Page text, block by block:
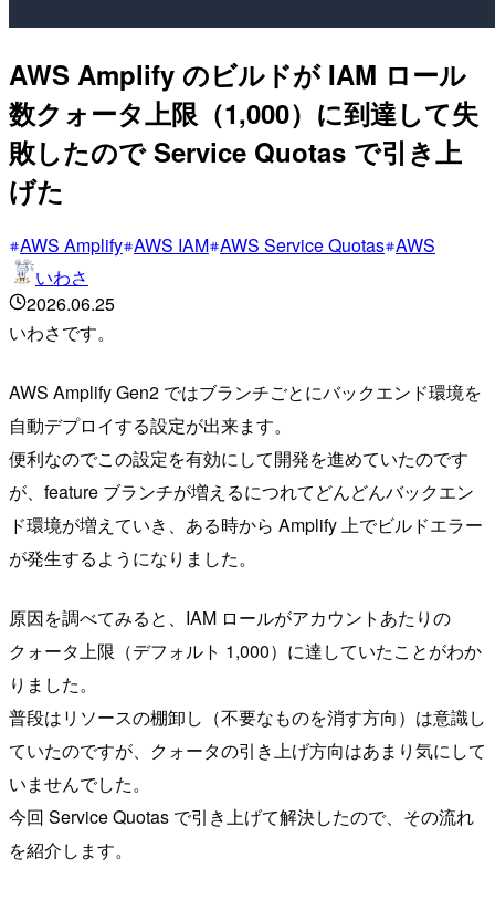
AWS Amplify のビルドが IAM ロール
数クォータ上限（1,000）に到達して失
敗したので Service Quotas で引き上
げた
AWS Amplify AWS IAM AWS Service Quotas AWS
いわさ
2026.06.25
いわさです。
AWS Amplify Gen2 ではブランチごとにバックエンド環境を
自動デプロイする設定が出来ます。
便利なのでこの設定を有効にして開発を進めていたのです
が、feature ブランチが増えるにつれてどんどんバックエン
ド環境が増えていき、ある時から Amplify 上でビルドエラー
が発生するようになりました。
原因を調べてみると、IAM ロールがアカウントあたりの
クォータ上限（デフォルト 1,000）に達していたことがわか
りました。
普段はリソースの棚卸し（不要なものを消す方向）は意識し
ていたのですが、クォータの引き上げ方向はあまり気にして
いませんでした。
今回 Service Quotas で引き上げて解決したので、その流れ
を紹介します。